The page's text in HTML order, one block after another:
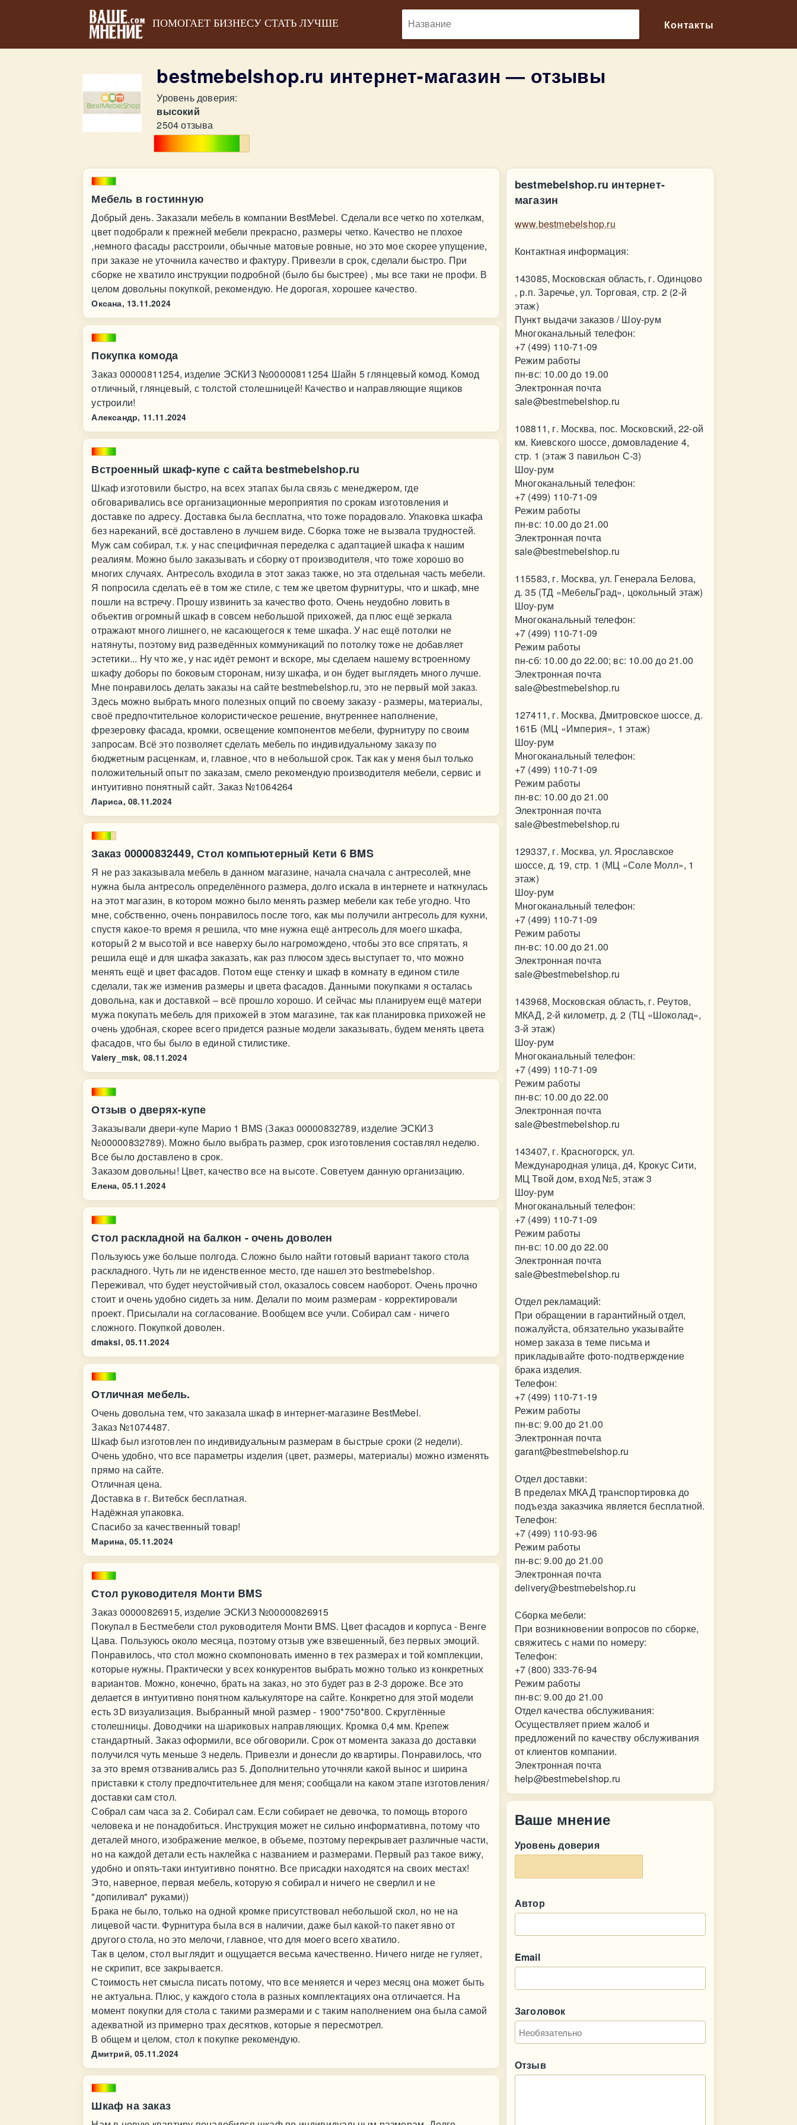
ПОМОГАЕТ БИЗНЕСУ СТАТЬ ЛУЧШЕ Контакты
bestmebelshop.ru интернет-магазин — отзывы
Уровень доверия:
высокий
2504 отзыва
Мебель в гостинную
Добрый день. Заказали мебель в компании BestMebel. Сделали все четко по хотелкам,
цвет подобрали к прежней мебели прекрасно, размеры четко. Качество не плохое
,немного фасады расстроили, обычные матовые ровные, но это мое скорее упущение,
при заказе не уточнила качество и фактуру. Привезли в срок, сделали быстро. При
сборке не хватило инструкции подробной (было бы быстрее) , мы все таки не профи. В
целом довольны покупкой, рекомендую. Не дорогая, хорошее качество.
Оксана, 13.11.2024
Покупка комода
Заказ 00000811254, изделие ЭСКИЗ №00000811254 Шайн 5 глянцевый комод. Комод
отличный, глянцевый, с толстой столешницей! Качество и направляющие ящиков
устроили!
Александр, 11.11.2024
Встроенный шкаф-купе с сайта bestmebelshop.ru
Шкаф изготовили быстро, на всех этапах была связь с менеджером, где
обговаривались все организационные мероприятия по срокам изготовления и
доставке по адресу. Доставка была бесплатна, что тоже порадовало. Упаковка шкафа
без нареканий, всё доставлено в лучшем виде. Сборка тоже не вызвала трудностей.
Муж сам собирал, т.к. у нас специфичная переделка с адаптацией шкафа к нашим
реалиям. Можно было заказывать и сборку от производителя, что тоже хорошо во
многих случаях. Антресоль входила в этот заказ также, но эта отдельная часть мебели.
Я попросила сделать её в том же стиле, с тем же цветом фурнитуры, что и шкаф, мне
пошли на встречу. Прошу извинить за качество фото. Очень неудобно ловить в
объектив огромный шкаф в совсем небольшой прихожей, да плюс ещё зеркала
отражают много лишнего, не касающегося к теме шкафа. У нас ещё потолки не
натянуты, поэтому вид разведённых коммуникаций по потолку тоже не добавляет
эстетики... Ну что же, у нас идёт ремонт и вскоре, мы сделаем нашему встроенному
шкафу доборы по боковым сторонам, низу шкафа, и он будет выглядеть много лучше.
Мне понравилось делать заказы на сайте bestmebelshop.ru, это не первый мой заказ.
Здесь можно выбрать много полезных опций по своему заказу - размеры, материалы,
своё предпочтительное колористическое решение, внутреннее наполнение,
фрезеровку фасада, кромки, освещение компонентов мебели, фурнитуру по своим
запросам. Всё это позволяет сделать мебель по индивидуальному заказу по
бюджетным расценкам, и, главное, что в небольшой срок. Так как у меня был только
положительный опыт по заказам, смело рекомендую производителя мебели, сервис и
интуитивно понятный сайт. Заказ №1064264
Лариса, 08.11.2024
Заказ 00000832449, Стол компьютерный Кети 6 BMS
Я не раз заказывала мебель в данном магазине, начала сначала с антресолей, мне
нужна была антресоль определённого размера, долго искала в интернете и наткнулась
на этот магазин, в котором можно было менять размер мебели как тебе угодно. Что
мне, собственно, очень понравилось после того, как мы получили антресоль для кухни,
спустя какое-то время я решила, что мне нужна ещё антресоль для моего шкафа,
который 2 м высотой и все наверху было нагромождено, чтобы это все спрятать, я
решила ещё и для шкафа заказать, как раз плюсом здесь выступает то, что можно
менять ещё и цвет фасадов. Потом еще стенку и шкаф в комнату в едином стиле
сделали, так же изменив размеры и цвета фасадов. Данными покупками я осталась
довольна, как и доставкой – всё прошло хорошо. И сейчас мы планируем ещё матери
мужа покупать мебель для прихожей в этом магазине, так как планировка прихожей не
очень удобная, скорее всего придется разные модели заказывать, будем менять цвета
фасадов, что бы было в единой стилистике.
Valery_msk, 08.11.2024
Отзыв о дверях-купе
Заказывали двери-купе Марио 1 BMS (Заказ 00000832789, изделие ЭСКИЗ
№00000832789). Можно было выбрать размер, срок изготовления составлял неделю.
Все было доставлено в срок.
Заказом довольны! Цвет, качество все на высоте. Советуем данную организацию.
Елена, 05.11.2024
Стол раскладной на балкон - очень доволен
Пользуюсь уже больше полгода. Сложно было найти готовый вариант такого стола
раскладного. Чуть ли не иденственное место, где нашел это bestmebelshop.
Переживал, что будет неустойчивый стол, оказалось совсем наоборот. Очень прочно
стоит и очень удобно сидеть за ним. Делали по моим размерам - корректировали
проект. Присылали на согласование. Вообщем все учли. Собирал сам - ничего
сложного. Покупкой доволен.
dmaksi, 05.11.2024
Отличная мебель.
Очень довольна тем, что заказала шкаф в интернет-магазине BestMebel.
Заказ №1074487.
Шкаф был изготовлен по индивидуальным размерам в быстрые сроки (2 недели).
Очень удобно, что все параметры изделия (цвет, размеры, материалы) можно изменять
прямо на сайте.
Отличная цена.
Доставка в г. Витебск бесплатная.
Надёжная упаковка.
Спасибо за качественный товар!
Марина, 05.11.2024
Стол руководителя Монти BMS
Заказ 00000826915, изделие ЭСКИЗ №00000826915
Покупал в Бестмебели стол руководителя Монти BMS. Цвет фасадов и корпуса - Венге
Цава. Пользуюсь около месяца, поэтому отзыв уже взвешенный, без первых эмоций.
Понравилось, что стол можно скомпоновать именно в тех размерах и той комплекции,
которые нужны. Практически у всех конкурентов выбрать можно только из конкретных
вариантов. Можно, конечно, брать на заказ, но это будет раз в 2-3 дороже. Все это
делается в интуитивно понятном калькуляторе на сайте. Конкретно для этой модели
есть 3D визуализация. Выбранный мной размер - 1900*750*800. Скруглённые
столешницы. Доводчики на шариковых направляющих. Кромка 0,4 мм. Крепеж
стандартный. Заказ оформили, все обговорили. Срок от момента заказа до доставки
получился чуть меньше 3 недель. Привезли и донесли до квартиры. Понравилось, что
за это время отзванивались раз 5. Дополнительно уточняли какой вынос и ширина
приставки к столу предпочтительнее для меня; сообщали на каком этапе изготовления/
доставки сам стол.
Собрал сам часа за 2. Собирал сам. Если собирает не девочка, то помощь второго
человека и не понадобиться. Инструкция может не сильно информативна, потому что
деталей много, изображение мелкое, в объеме, поэтому перекрывает различные части,
но на каждой детали есть наклейка с названием и размерами. Первый раз такое вижу,
удобно и опять-таки интуитивно понятно. Все присадки находятся на своих местах!
Это, наверное, первая мебель, которую я собирал и ничего не сверлил и не
"допиливал" руками))
Брака не было, только на одной кромке присутствовал небольшой скол, но не на
лицевой части. Фурнитура была вся в наличии, даже был какой-то пакет явно от
другого стола, но это мелочи, главное, что для моего всего хватило.
Так в целом, стол выглядит и ощущается весьма качественно. Ничего нигде не гуляет,
не скрипит, все закрывается.
Стоимость нет смысла писать потому, что все меняется и через месяц она может быть
не актуальна. Плюс, у каждого стола в разных комплектациях она отличается. На
момент покупки для стола с такими размерами и с таким наполнением она была самой
адекватной из примерно трах десятков, которые я пересмотрел.
В общем и целом, стол к покупке рекомендую.
Дмитрий, 05.11.2024
Шкаф на заказ
bestmebelshop.ru интернет-
магазин
www.bestmebelshop.ru
Контактная информация:
143085, Московская область, г. Одинцово
, р.п. Заречье, ул. Торговая, стр. 2 (2-й
этаж)
Пункт выдачи заказов / Шоу-рум
Многоканальный телефон:
+7 (499) 110-71-09
Режим работы
пн-вс: 10.00 до 19.00
Электронная почта
sale@bestmebelshop.ru
108811, г. Москва, пос. Московский, 22-ой
км. Киевского шоссе, домовладение 4,
стр. 1 (этаж 3 павильон С-3)
Шоу-рум
Многоканальный телефон:
+7 (499) 110-71-09
Режим работы
пн-вс: 10.00 до 21.00
Электронная почта
sale@bestmebelshop.ru
115583, г. Москва, ул. Генерала Белова,
д. 35 (ТД «МебельГрад», цокольный этаж)
Шоу-рум
Многоканальный телефон:
+7 (499) 110-71-09
Режим работы
пн-сб: 10.00 до 22.00; вс: 10.00 до 21.00
Электронная почта
sale@bestmebelshop.ru
127411, г. Москва, Дмитровское шоссе, д.
161Б (МЦ «Империя», 1 этаж)
Шоу-рум
Многоканальный телефон:
+7 (499) 110-71-09
Режим работы
пн-вс: 10.00 до 21.00
Электронная почта
sale@bestmebelshop.ru
129337, г. Москва, ул. Ярославское
шоссе, д. 19, стр. 1 (МЦ «Соле Молл», 1
этаж)
Шоу-рум
Многоканальный телефон:
+7 (499) 110-71-09
Режим работы
пн-вс: 10.00 до 21.00
Электронная почта
sale@bestmebelshop.ru
143968, Московская область, г. Реутов,
МКАД, 2-й километр, д. 2 (ТЦ «Шоколад»,
3-й этаж)
Шоу-рум
Многоканальный телефон:
+7 (499) 110-71-09
Режим работы
пн-вс: 10.00 до 22.00
Электронная почта
sale@bestmebelshop.ru
143407, г. Красногорск, ул.
Международная улица, д4, Крокус Сити,
МЦ Твой дом, вход №5, этаж 3
Шоу-рум
Многоканальный телефон:
+7 (499) 110-71-09
Режим работы
пн-вс: 10.00 до 22.00
Электронная почта
sale@bestmebelshop.ru
Отдел рекламаций:
При обращении в гарантийный отдел,
пожалуйста, обязательно указывайте
номер заказа в теме письма и
прикладывайте фото-подтверждение
брака изделия.
Телефон:
+7 (499) 110-71-19
Режим работы
пн-вс: 9.00 до 21.00
Электронная почта
garant@bestmebelshop.ru
Отдел доставки:
В пределах МКАД транспортировка до
подъезда заказчика является бесплатной.
Телефон:
+7 (499) 110-93-96
Режим работы
пн-вс: 9.00 до 21.00
Электронная почта
delivery@bestmebelshop.ru
Сборка мебели:
При возникновении вопросов по сборке,
свяжитесь с нами по номеру:
Телефон:
+7 (800) 333-76-94
Режим работы
пн-вс: 9.00 до 21.00
Отдел качества обслуживания:
Осуществляет прием жалоб и
предложений по качеству обслуживания
от клиентов компании.
Электронная почта
help@bestmebelshop.ru
Ваше мнение
Уровень доверия
Автор
Email
Заголовок
Отзыв